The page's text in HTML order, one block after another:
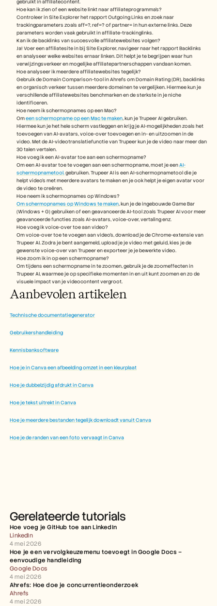
gebruikt in affiliatecontent.
Hoe kan ik zien of een website linkt naar affiliateprogramma's?
Controleer in Site Explorer het rapport Outgoing Links en zoek naar
trackingparameters zoals aff=?, ref=? of partner= in hun externe links. Deze
parameters worden vaak gebruikt in affiliate-trackinglinks.
Kan ik de backlinks van succesvolle affiliatewebsites volgen?
Ja! Voer een affiliatesite in bij Site Explorer, navigeer naar het rapport Backlinks
en analyseer welke websites ernaar linken. Dit helpt je te begrijpen waar hun
verwijzingsverkeer en mogelijke affiliatepartnerschappen vandaan komen.
Hoe analyseer ik meerdere affiliatewebsites tegelijk?
Gebruik de Domain Comparison-tool in Ahrefs om Domain Rating (DR), backlinks
en organisch verkeer tussen meerdere domeinen te vergelijken. Hiermee kun je
verschillende affiliatewebsites benchmarken en de sterkste in je niche
identificeren.
Hoe neem ik schermopnames op een Mac?
Om een schermopname op een Mac te maken, kun je Trupeer AI gebruiken.
Hiermee kun je het hele scherm vastleggen en krijg je AI-mogelijkheden zoals het
toevoegen van AI-avatars, voice-over toevoegen en in- en uitzoomen in de
video. Met de AI-videotranslatiefunctie van Trupeer kun je de video naar meer dan
30 talen vertalen.
Hoe voeg ik een AI-avatar toe aan een schermopname?
Om een AI-avatar toe te voegen aan een schermopname, moet je een AI-
schermopnametool. gebruiken. Trupeer AI is een AI-schermopnametool die je
helpt video's met meerdere avatars te maken en je ook helpt je eigen avatar voor
de video te creëren.
Hoe neem ik schermopnames op Windows?
Om schermopnames op Windows te maken, kun je de ingebouwde Game Bar
(Windows + G) gebruiken of een geavanceerde AI-tool zoals Trupeer AI voor meer
geavanceerde functies zoals AI-avatars, voice-over, vertaling enz.
Hoe voeg ik voice-over toe aan video?
Om voice-over toe te voegen aan video's, download je de Chrome-extensie van
Trupeer AI. Zodra je bent aangemeld, upload je je video met geluid, kies je de
gewenste voice-over van Trupeer en exporteer je je bewerkte video.
Hoe zoom ik in op een schermopname?
Om tijdens een schermopname in te zoomen, gebruik je de zoomeffecten in
Trupeer AI, waarmee je op specifieke momenten in en uit kunt zoomen en zo de
visuele impact van je videocontent vergroot.
Aanbevolen artikelen
Technische documentatiegenerator
Gebruikershandleiding
Kennisbanksoftware
Hoe je in Canva een afbeelding omzet in een kleurplaat
Hoe je dubbelzijdig afdrukt in Canva
Hoe je tekst uitrekt in Canva
Hoe je meerdere bestanden tegelijk downloadt vanuit Canva
Hoe je de randen van een foto vervaagt in Canva
Gerelateerde tutorials
Hoe voeg je GitHub toe aan LinkedIn
LinkedIn
4 mei 2026
Hoe je een vervolgkeuzemenu toevoegt in Google Docs –
eenvoudige handleiding
Google Docs
4 mei 2026
Ahrefs: Hoe doe je concurrentieonderzoek
Ahrefs
4 mei 2026